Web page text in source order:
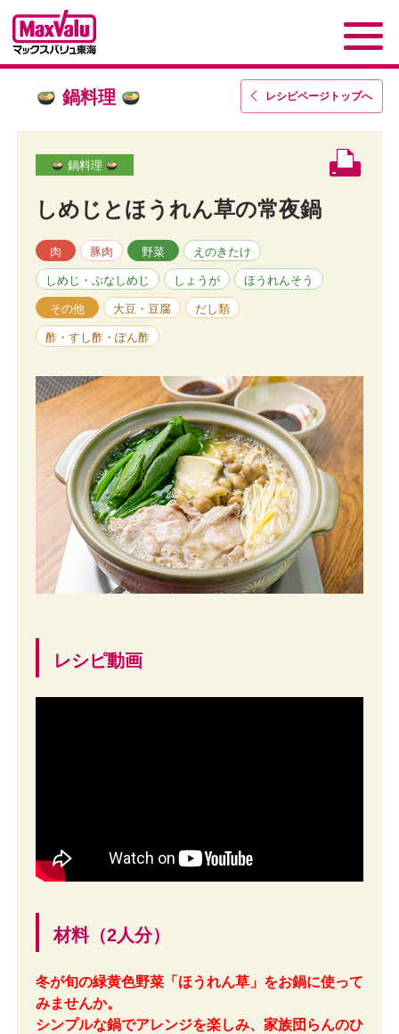
レシピページトップへ
鍋料理
鍋料理
しめじとほうれん草の常夜鍋
肉 豚肉 野菜 えのきたけ
しめじ・ぶなしめじ しょうが ほうれんそう
その他 大豆・豆腐 だし類
酢・すし酢・ぽん酢
レシピ動画
材料（2人分）
冬が旬の緑黄色野菜「ほうれん草」をお鍋に使って
みませんか。
シンプルな鍋でアレンジを楽しみ、家族団らんのひ